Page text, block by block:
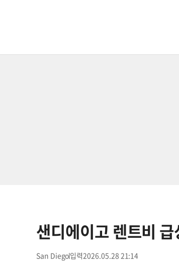
샌디에이고 렌트비 급
San Diego 2026.05.28 21:14